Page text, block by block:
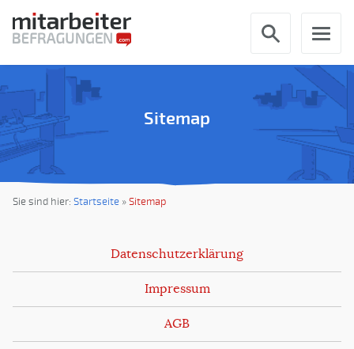
Sitemap
Sie sind hier: Startseite »Sitemap
Datenschutzerklärung
Impressum
AGB